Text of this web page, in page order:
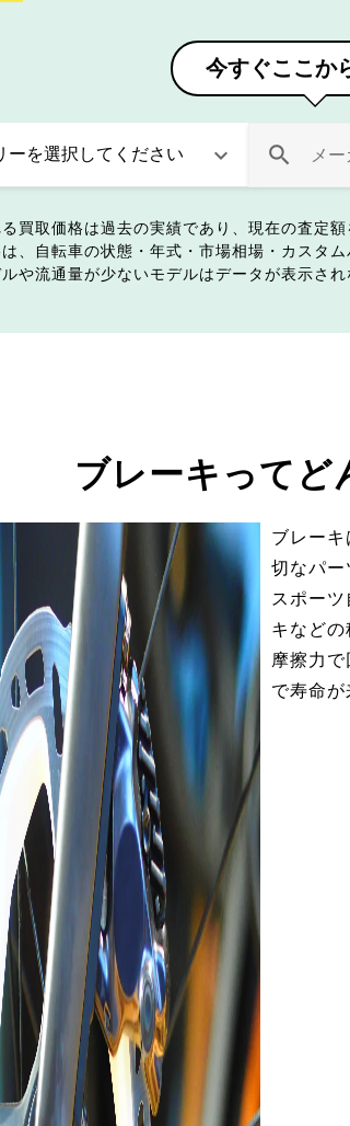
今すぐここか
買取価格は過去の実績であり、現在の査定額
、自転車の状態・年式・市場相場・カスタ
や流通量が少ないモデルはデータが表示され
ブレーキってど
ブレー
切なパー
スポー
キなど
摩擦力
で寿命が